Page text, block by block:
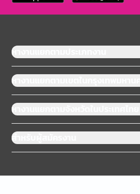
หางานแยกตามประเภทงาน
หางานแยกตามเขตในกรุงเทพมหานคร
หางานแยกตามจังหวัดในประเทศไทย
สำหรับผู้สมัครงาน